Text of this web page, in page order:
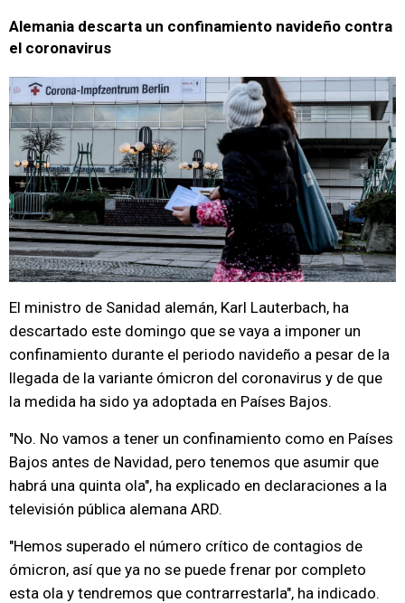
Alemania descarta un confinamiento navideño contra
el coronavirus
El ministro de Sanidad alemán, Karl Lauterbach, ha
descartado este domingo que se vaya a imponer un
confinamiento durante el periodo navideño a pesar de la
llegada de la variante ómicron del coronavirus y de que
la medida ha sido ya adoptada en Países Bajos.
"No. No vamos a tener un confinamiento como en Países
Bajos antes de Navidad, pero tenemos que asumir que
habrá una quinta ola", ha explicado en declaraciones a la
televisión pública alemana ARD.
"Hemos superado el número crítico de contagios de
ómicron, así que ya no se puede frenar por completo
esta ola y tendremos que contrarrestarla", ha indicado.